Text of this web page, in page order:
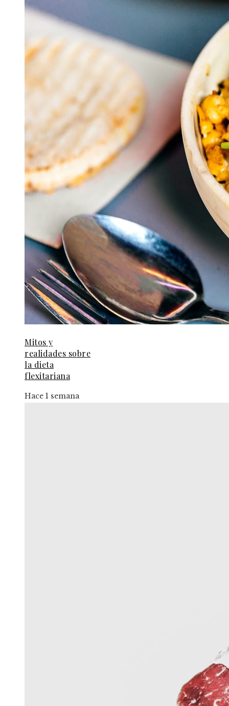
Mitos y
realidades sobre
la dieta
flexitariana
Hace 1 semana